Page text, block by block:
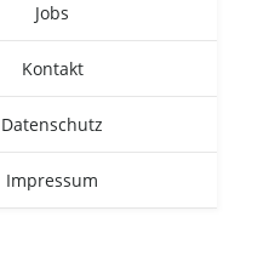
Jobs
Kontakt
Datenschutz
Impressum